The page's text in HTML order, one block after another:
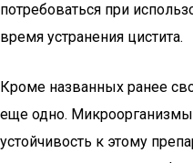
потребоваться при
время устранения цистита.
Кроме названных ранее
еще одно.
устойчивость к этому